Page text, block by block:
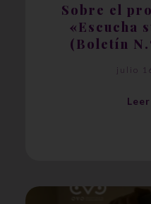
Sobre el
«Escucha
(Boletín
julio